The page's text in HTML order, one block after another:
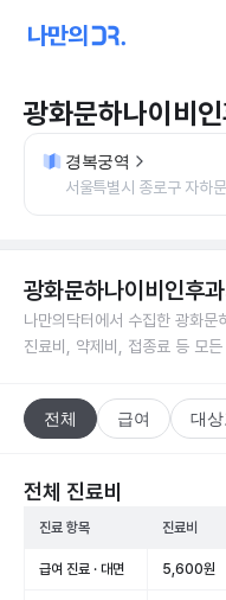
광화문하나이비
경복궁역
서울특별시 종로구 자하
광화문하나이비인후
나만의닥터에서 수집한 광화문
진료비, 약제비, 접종료 등 모
전체 급여 대
전체 진료비
진료 항목 진료비
급여 진료 · 대면 5,600원